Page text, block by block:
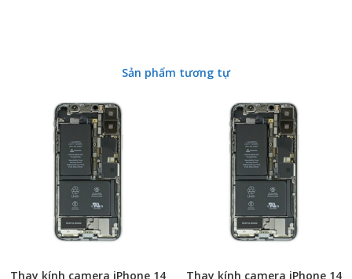
Sản phẩm tương tự
Thay kính camera iPhone 14 Thay kính camera iPhone 14